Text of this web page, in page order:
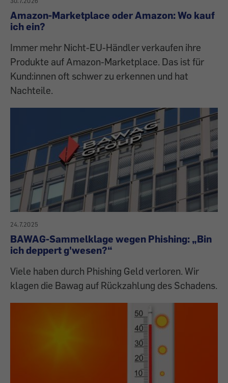
Amazon-Marketplace oder Amazon: Wo kauf
ich ein?
Immer mehr Nicht-EU-Händler verkaufen ihre
Produkte auf Amazon-Marketplace. Das ist für
Kund:innen oft schwer zu erkennen und hat
Nachteile.
24.7.2025
BAWAG-Sammelklage wegen Phishing: „Bin
ich deppert g'wesen?“
Viele haben durch Phishing Geld verloren. Wir
klagen die Bawag auf Rückzahlung des Schadens.